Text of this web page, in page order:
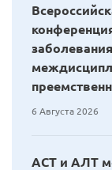
6 Августа 2026
АСТ и АЛТ